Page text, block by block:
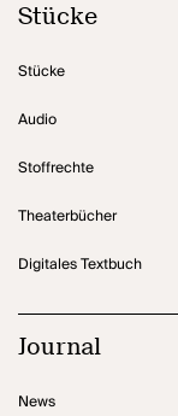
Stücke
Stücke
Audio
Stoffrechte
Theaterbücher
Digitales Textbuch
Journal
News